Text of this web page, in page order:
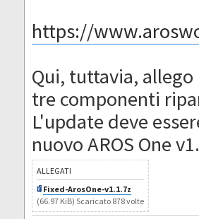
https://
Qui, tuttavia,
tre componenti
L'update deve
nuovo AROS One
ALLEGATI
Fixed-ArosOne-v1.1.7z
(66.97 KiB) Scaricato 878 volte